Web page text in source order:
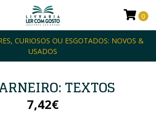
CURIOSOS OU ESGOTADOS: NOVOS &
USADOS
0
TEXTOS
7,42€